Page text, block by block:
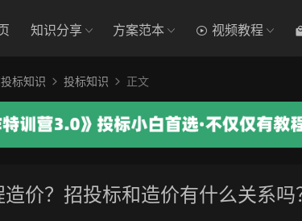
知识分享 方案范本 视频教程
标知识 投标知识 正文
价？招投标和造价有什么关系吗